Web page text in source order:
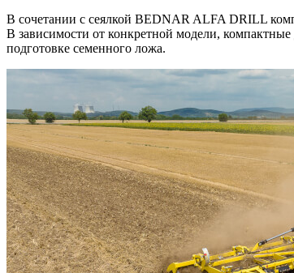
В сочетании с сеялкой BEDNAR ALFA DRILL
В зависимости от конкретной модели,
подготовке семенного ложа.